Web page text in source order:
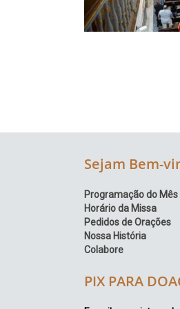
Região
Episcopal
Sejam Bem-
Programação do Mês
Horário da Missa
Pedidos de Orações
Nossa História
Colabore
PIX PARA